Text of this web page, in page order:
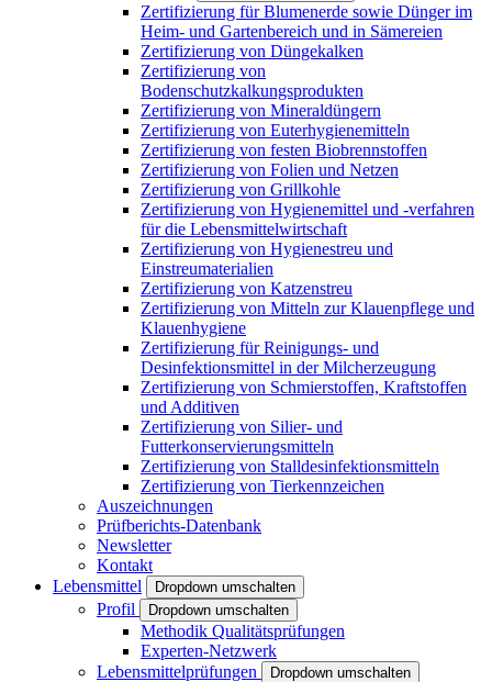
Zertifizierung für Blumenerde sowie Dünger im
Heim- und Gartenbereich und in Sämereien
Zertifizierung von Düngekalken
Zertifizierung von
Bodenschutzkalkungsprodukten
Zertifizierung von Mineraldüngern
Zertifizierung von Euterhygienemitteln
Zertifizierung von festen Biobrennstoffen
Zertifizierung von Folien und Netzen
Zertifizierung von Grillkohle
Zertifizierung von Hygienemittel und -verfahren
für die Lebensmittelwirtschaft
Zertifizierung von Hygienestreu und
Einstreumaterialien
Zertifizierung von Katzenstreu
Zertifizierung von Mitteln zur Klauenpflege und
Klauenhygiene
Zertifizierung für Reinigungs- und
Desinfektionsmittel in der Milcherzeugung
Zertifizierung von Schmierstoffen, Kraftstoffen
und Additiven
Zertifizierung von Silier- und
Futterkonservierungsmitteln
Zertifizierung von Stalldesinfektionsmitteln
Zertifizierung von Tierkennzeichen
Auszeichnungen
Prüfberichts-Datenbank
Newsletter
Kontakt
Lebensmittel
Dropdown umschalten
Profil Dropdown umschalten
Methodik Qualitätsprüfungen
Experten-Netzwerk
Lebensmittelprüfungen
Dropdown umschalten